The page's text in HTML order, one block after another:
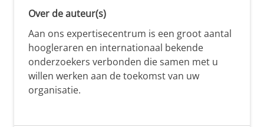
Over de auteur(s)
Aan ons expertisecentrum is een groot aantal
hoogleraren en internationaal bekende
onderzoekers verbonden die samen met u
willen werken aan de toekomst van uw
organisatie.